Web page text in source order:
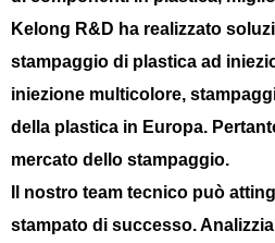
Kelong R&D ha realizzato
stampaggio di plastica ad
iniezione multicolore,
della plastica in Europa.
mercato dello stampaggio.
Il nostro team tecnico può
stampato di successo.